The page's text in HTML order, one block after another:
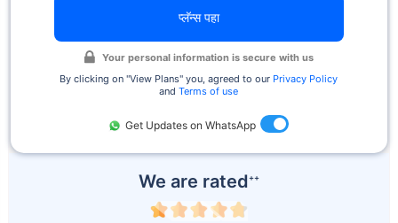
We are rated++
प्लॅन्स पहा
Your personal information is secure with us
By clicking on ''View Plans'' you, agreed to our Privacy Policy
andTerms of use
Get Updates on WhatsApp